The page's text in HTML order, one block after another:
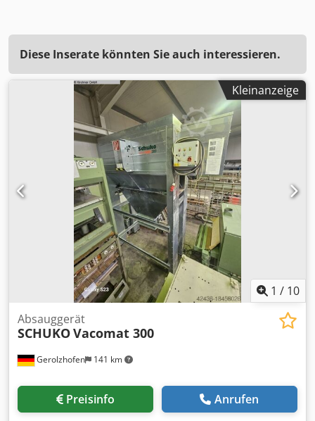
Diese Inserate könnten Sie auch interessieren.
Kleinanzeige
1 / 10
Gerolzhofen 141 km
Absauggerät
SCHUKOVacomat 300
Preisinfo Anrufen